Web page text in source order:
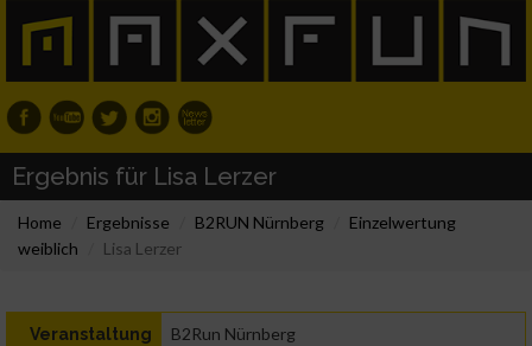
Ergebnis für Lisa Lerzer
Home Ergebnisse B2RUN Nürnberg
Einzelwertung
weiblich
Lisa Lerzer
Veranstaltung B2Run Nürnberg